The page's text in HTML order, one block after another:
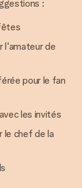
:
l'amateur de
pour le fan
les invités
le chef de la